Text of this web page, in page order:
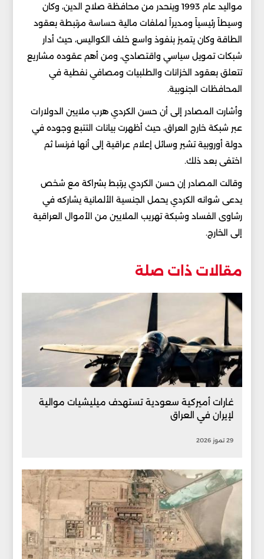
مواليد عام 1993 وينحدر من محافظة صلاح الدين، وكان
وسيطاً رئيسياً ومديراً لملفات مالية حساسة مرتبطة بعقود
الطاقة وكان يتميز بنفوذ واسع خلف الكواليس، حيث أدار
شبكات تمويل سياسي واقتصادي، ومن أهم عقوده مشاريع
تتعلق بعقود الخزانات والطلبيات ومصافي نفطية في
المحافظات الجنوبية.
وأشارت المصادر إلى أن حسن الكردي هرب ملايين الدولارات
عبر شبكة خارج العراق، حيث أظهرت بيانات التتبع وجوده في
دولة أوروبية تشير وسائل إعلام عراقية إلى أنها فرنسا ثم
اختفى بعد ذلك.
وقالت المصادر إن حسن الكردي يرتبط بشراكة مع شخص
يدعى شوانه الكردي يحمل الجنسية الألمانية يشاركه في
رشاوى الفساد وشبكة تهريب الملايين من الأموال العراقية
إلى الخارج.
مقالات ذات صلة
غارات أميركية سعودية تستهدف ميليشيات موالية
لإيران في العراق
29 تموز 2026